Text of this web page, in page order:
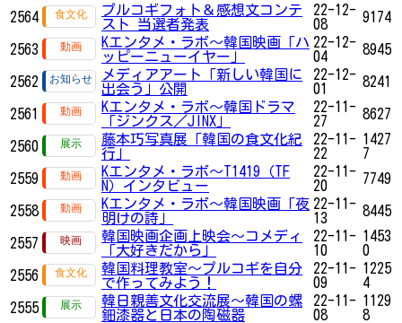
2564
プルコギフォト＆感想文コンテ
スト 当選者発表
22-12-
08
9174
2563
Kエンタメ・ラボ～韓国映画「ハ
ッピーニューイヤー」
22-12-
04
8945
2562
メディアアート「新しい韓国に
出会う」公開
22-12-
01
8241
2561
Kエンタメ・ラボ～韓国ドラマ
「ジンクス／JINX」
22-11-
27
8627
2560
藤本巧写真展「韓国の食文化紀
行」
22-11-
22
1427
7
2559
Kエンタメ・ラボ～T1419（TF
N）インタビュー
22-11-
20
7749
2558
Kエンタメ・ラボ～韓国映画「夜
明けの詩」
22-11-
13
8445
2557
韓国映画企画上映会～コメディ
「大好きだから」
22-11-
10
1453
0
2556
韓国料理教室〜プルコギを自分
で作ってみよう！
22-11-
09
1225
4
2555
韓日親善文化交流展～韓国の螺
鈿漆器と日本の陶磁器
22-11-
08
1129
8